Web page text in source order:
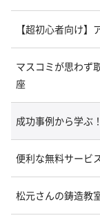
【超初心者向け
マスコミが思わず
座
成功事例から学ぶ
便利な無料サービ
松元さんの鋳造教